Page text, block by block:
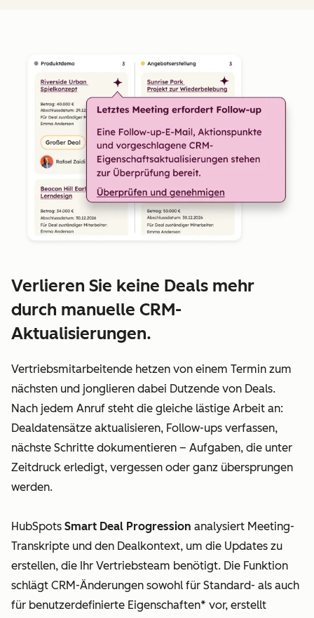
Verlieren Sie keine Deals mehr
durch manuelle CRM-
Aktualisierungen.
Vertriebsmitarbeitende hetzen von einem Termin zum
nächsten und jonglieren dabei Dutzende von Deals.
Nach jedem Anruf steht die gleiche lästige Arbeit an:
Dealdatensätze aktualisieren, Follow-ups verfassen,
nächste Schritte dokumentieren – Aufgaben, die unter
Zeitdruck erledigt, vergessen oder ganz übersprungen
werden.
HubSpots Smart Deal Progression analysiert Meeting-
Transkripte und den Dealkontext, um die Updates zu
erstellen, die Ihr Vertriebsteam benötigt. Die Funktion
schlägt CRM-Änderungen sowohl für Standard- als auch
für benutzerdefinierte Eigenschaften* vor, erstellt